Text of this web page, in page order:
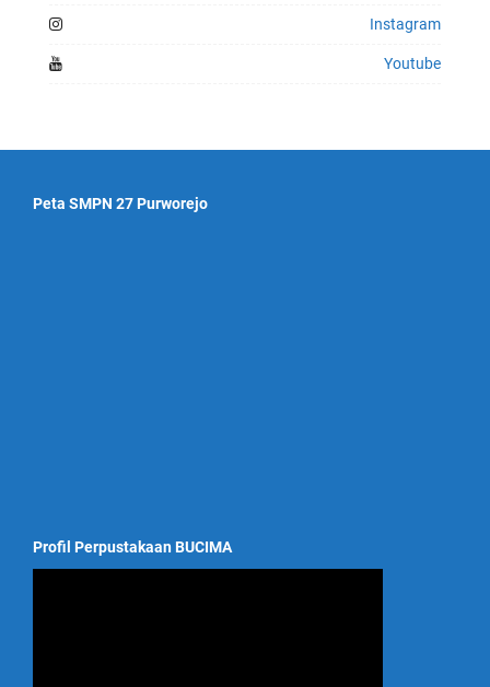
Instagram
Youtube
Peta SMPN 27 Purworejo
Profil Perpustakaan BUCIMA